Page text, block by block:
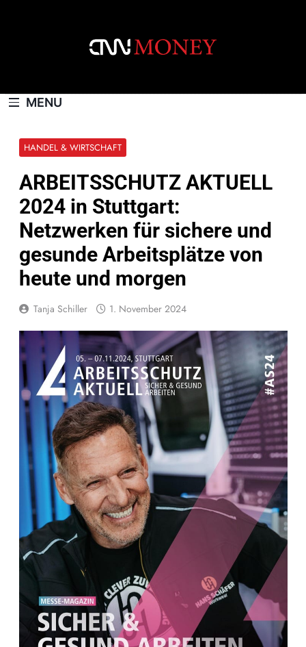
MENU
HANDEL & WIRTSCHAFT
ARBEITSSCHUTZ AKTUELL
2024 in Stuttgart:
Netzwerken für sichere und
gesunde Arbeitsplätze von
heute und morgen
Tanja Schiller 1. November 2024